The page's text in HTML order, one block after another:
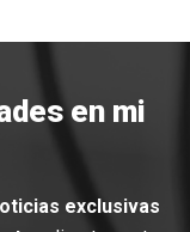
en mi
exclusivas